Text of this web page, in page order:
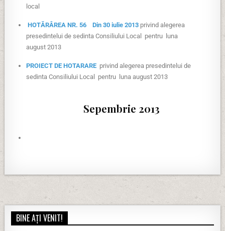
local
HOTĂRÂREA NR. 56 Din 30 iulie 2013 privind alegerea
presedintelui de sedinta Consiliului Local pentru luna
august 2013
PROIECT DE HOTARARE privind alegerea presedintelui de
sedinta Consiliului Local pentru luna august 2013
Sepembrie 2013
BINE AȚI VENIT!